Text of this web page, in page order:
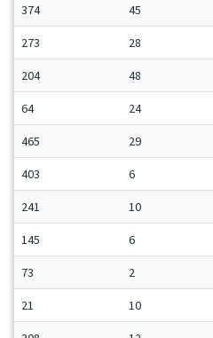
374 45
273 28
204 48
64 24
465 29
403 6
241 10
145 6
73 2
21 10